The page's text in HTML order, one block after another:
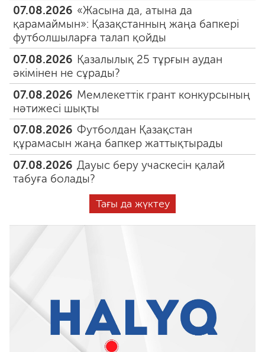
07.08.2026 «Жасына да, атына да
қарамаймын»: Қазақстанның жаңа бапкері
футболшыларға талап қойды
07.08.2026 Қазалылық 25 тұрғын аудан
әкімінен не сұрады?
07.08.2026 Мемлекеттік грант конкурсының
нәтижесі шықты
07.08.2026 Футболдан Қазақстан
құрамасын жаңа бапкер жаттықтырады
07.08.2026 Дауыс беру учаскесін қалай
табуға болады?
Тағы да жүктеу